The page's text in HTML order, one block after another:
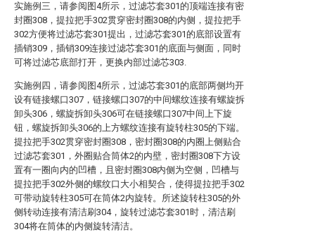
实施例三，请参阅图4所示，过滤芯套301的顶端连接有密
封圈308，提拉把手302贯穿密封圈308的内侧，提拉把手
302方便将过滤芯套301提出，过滤芯套301的底部设置有
插销309，插销309连接过滤芯套301的底面与侧面，同时
可将过滤芯底部打开，更换内部过滤芯303.
实施例四，请参阅图4所示，过滤芯套301的底部两侧均开
设有链接螺口307，链接螺口307的中间螺纹连接有螺旋拆
卸头306，螺旋拆卸头306可在链接螺口307中间上下旋
钮，螺旋拆卸头306的上方螺纹连接有旋转柱305的下端。
提拉把手302贯穿密封圈308，密封圈308的内圈上侧贴合
过滤芯套301，外圈贴合筒体2的内壁，密封圈308下方设
置有一圈向内的凹槽，且密封圈308内侧为空侧，凹槽与
提拉把手302外侧的螺纹口大小相契合，使得提拉把手302
可带动旋转柱305可在筒体2内旋转。所述旋转柱305的外
侧转动连接有清洁刷304，旋转过滤芯套301时，清洁刷
304将在筒体的内侧旋转清洁。